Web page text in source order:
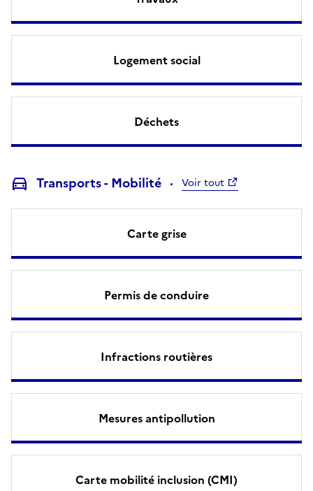
Logement social
Déchets
Transports - Mobilité Voir tout
Carte grise
Permis de conduire
Infractions routières
Mesures antipollution
Carte mobilité inclusion (CMI)